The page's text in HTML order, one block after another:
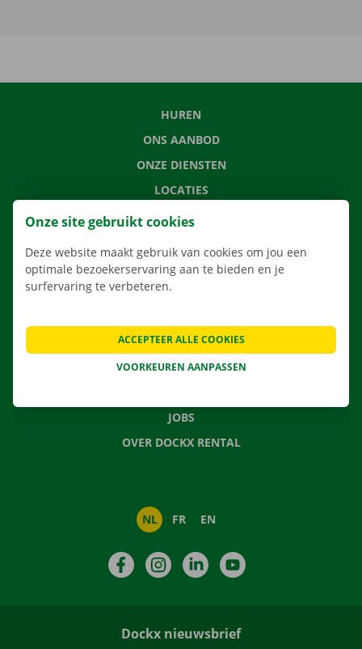
HUREN
ONS AANBOD
ONZE DIENSTEN
LOCATIES
APP
VEELGESTELDE VRAGEN
NIEUWS
JOBS
OVER DOCKX RENTAL
NL FR EN
FacebookInstagramLinkedIn
Dockx nieuwsbrief
Onze site gebruikt cookies
Deze website maakt gebruik van cookies om jou een
optimale bezoekerservaring aan te bieden en je
surfervaring te verbeteren.
VOORKEUREN AANPASSEN
ACCEPTEER ALLE COOKIES